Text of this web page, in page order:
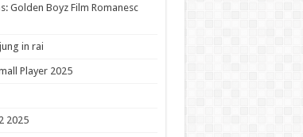
Golden Boyz Film Romanesc
in rai
Player 2025
2025